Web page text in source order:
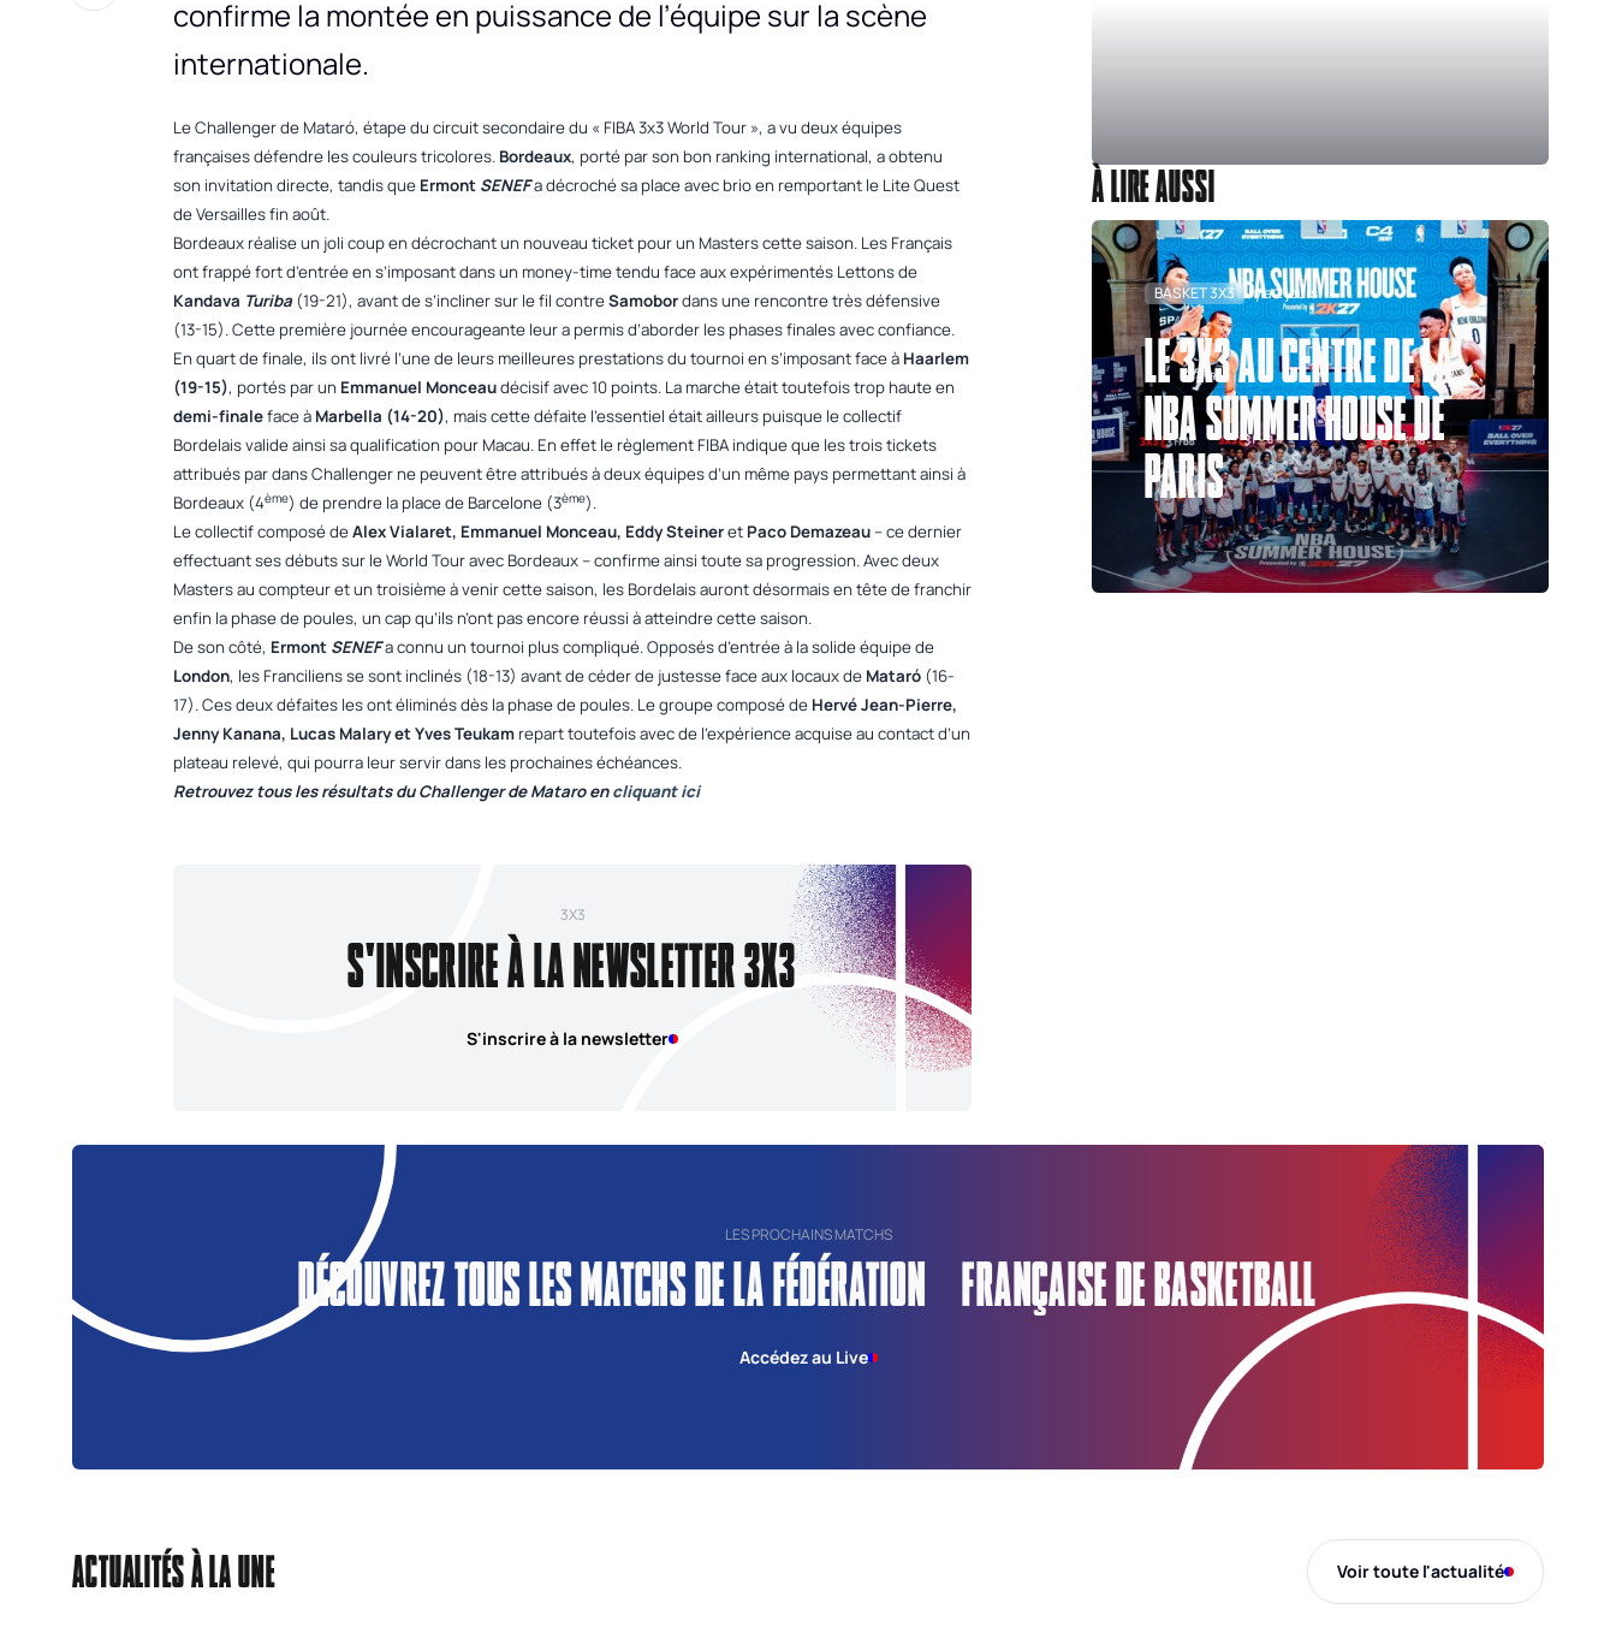
confirme la montée en puissance de l’équipe sur la scène
internationale.
Le Challenger de Mataró, étape du circuit secondaire du « FIBA 3x3 World Tour », a vu deux équipes
françaises défendre les couleurs tricolores. Bordeaux, porté par son bon ranking international, a obtenu
son invitation directe, tandis que Ermont SENEFa décroché sa place avec brio en remportant le Lite Quest
de Versailles fin août.
Bordeaux réalise un joli coup en décrochant un nouveau ticket pour un Masters cette saison. Les Français
ont frappé fort d’entrée en s’imposant dans un money-time tendu face aux expérimentés Lettons de
Kandava Turiba (19-21), avant de s’incliner sur le fil contreSamobordans une rencontre très défensive
(13-15). Cette première journée encourageante leur a permis d’aborder les phases finales avec confiance.
En quart de finale, ils ont livré l’une de leurs meilleures prestations du tournoi en s’imposant face à Haarlem
(19-15), portés par un Emmanuel Monceaudécisif avec 10 points. La marche était toutefois trop haute en
demi-finaleface à Marbella (14-20), mais cette défaite l’essentiel était ailleurs puisque le collectif
Bordelais valide ainsi sa qualification pour Macau. En effet le règlement FIBA indique que les trois tickets
attribués par dans Challenger ne peuvent être attribués à deux équipes d’un même pays permettant ainsi à
Bordeaux (4ème) de prendre la place de Barcelone (3ème).
Le collectif composé deAlex Vialaret, Emmanuel Monceau, Eddy Steineret Paco Demazeau– ce dernier
effectuant ses débuts sur le World Tour avec Bordeaux – confirme ainsi toute sa progression. Avec deux
Masters au compteur et un troisième à venir cette saison, les Bordelais auront désormais en tête de franchir
enfin la phase de poules, un cap qu’ils n’ont pas encore réussi à atteindre cette saison.
De son côté, Ermont SENEFa connu un tournoi plus compliqué. Opposés d’entrée à la solide équipe de
London, les Franciliens se sont inclinés (18-13) avant de céder de justesse face aux locaux de Mataró (16-
17). Ces deux défaites les ont éliminés dès la phase de poules. Le groupe composé de Hervé Jean-Pierre,
Jenny Kanana, Lucas Malary et Yves Teukam repart toutefois avec de l’expérience acquise au contact d’un
plateau relevé, qui pourra leur servir dans les prochaines échéances.
Retrouvez tous les résultats du Challenger de Mataro encliquant ici
3X3
S'INSCRIRE À LA NEWSLETTER 3X3
S'inscrire à la newsletter
À LIRE AUSSI
BASKET 3X3 Il y a 2 jours
LE 3X3 AU CENTRE DE LA
NBA SUMMER HOUSE DE
PARIS
LES PROCHAINS MATCHS
DÉCOUVREZ TOUS LES MATCHS DE LA FÉDÉRATION FRANÇAISE DE BASKETBALL
Accédez au Live
ACTUALITÉS À LA UNE Voir toute l'actualité